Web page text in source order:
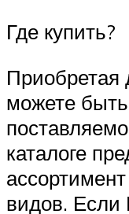
Где купить?
можете
каталоге
видов. Если